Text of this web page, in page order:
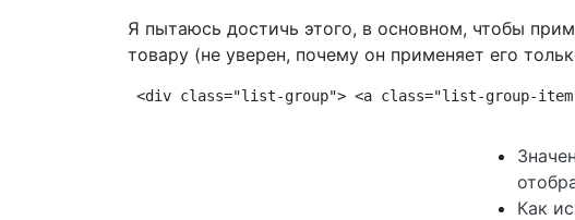
Я пытаюсь достичь этого, в основном, чтобы
товару (не уверен, почему он применяет его
<div class="list-group"> <a class="list-group-
Как